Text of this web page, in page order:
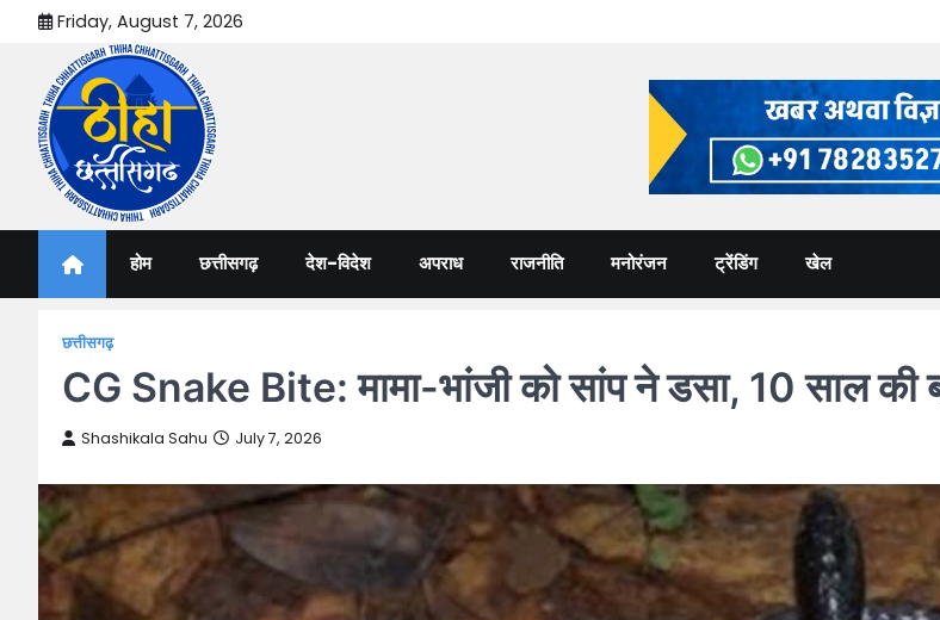
content
Friday, August 7, 2026
Thiha Chhattisgarh
होम छत्तीसगढ़ देश-विदेश अपराध राजनीति मनोरंजन ट्रेंडिंग खेल
छत्तीसगढ़
CG Snake Bite: मामा-भांजी को सांप ने डसा, 10 साल की
Shashikala Sahu July 7, 2026